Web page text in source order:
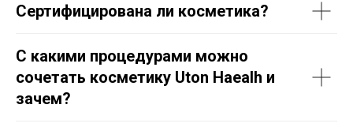
Сертифицирована ли косметика?
С какими процедурами можно
сочетать косметику Uton Haealh и
зачем?